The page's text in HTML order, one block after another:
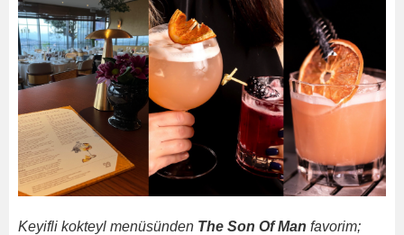
Keyifli kokteyl menüsünden The Son Of Man favorim;